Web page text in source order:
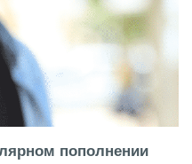
пополнении